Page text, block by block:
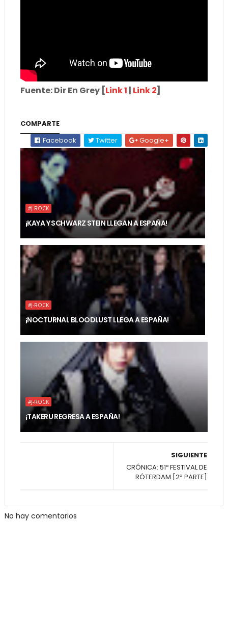
Fuente: Dir En Grey [Link 1 | Link 2]
COMPARTE
Facebook
Twitter Google+
#J-ROCK
¡KAYA Y SCHWARZ STEIN LLEGAN A ESPAÑA!
#J-ROCK
¡NOCTURNAL BLOODLUST LLEGA A ESPAÑA!
#J-ROCK
¡TAKERU REGRESA A ESPAÑA!
SIGUIENTE
CRÓNICA: 51º FESTIVAL DE
RÓTERDAM [2ª PARTE]
No hay comentarios